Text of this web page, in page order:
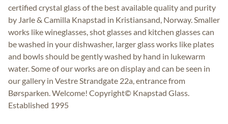
certified crystal glass of the best available quality and purity
by Jarle & Camilla Knapstad in Kristiansand, Norway. Smaller
works like wineglasses, shot glasses and kitchen glasses can
be washed in your dishwasher, larger glass works like plates
and bowls should be gently washed by hand in lukewarm
water. Some of our works are on display and can be seen in
our gallery in Vestre Strandgate 22a, entrance from
Børsparken. Welcome! Copyright© Knapstad Glass.
Established 1995